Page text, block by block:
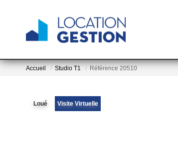
Accueil Studio T1 Référence 20510
Loué Visite Virtuelle